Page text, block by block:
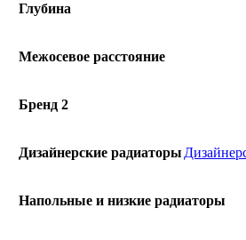
Глубина
Межосевое расстояние
Бренд 2
Дизайнерские радиаторы
Напольные и низкие радиаторы